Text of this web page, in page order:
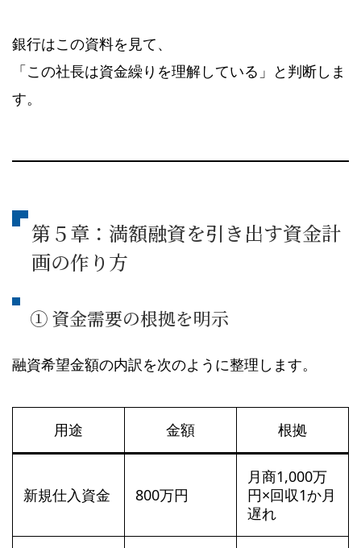
銀行はこの資料を見て、
「この社長は資金繰りを理解している」と判断しま
す。
第５章：満額融資を引き出す資金計
画の作り方
① 資金需要の根拠を明示
融資希望金額の内訳を次のように整理します。
用途 金額 根拠
新規仕入資金 800万円
月商1,000万
円×回収1か月
遅れ